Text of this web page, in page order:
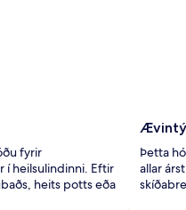
fyrir
í heilsulindinni. Eftir
heits potts eða
Þetta
allar